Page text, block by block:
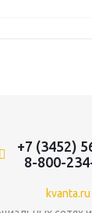
+7 (3452)
8-800-
kvanta.ru